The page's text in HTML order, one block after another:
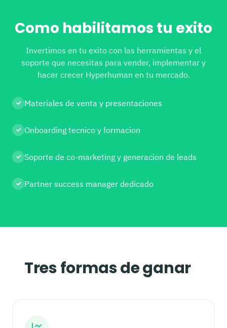
Como habilitamos tu exito
Invertimos en tu exito con las herramientas y el
soporte que necesitas para vender, implementar y
hacer crecer Hyperhuman en tu mercado.
✓ Materiales de venta y presentaciones
✓ Onboarding tecnico y formacion
✓ Soporte de co-marketing y generacion de leads
✓ Partner success manager dedicado
Tres formas de ganar